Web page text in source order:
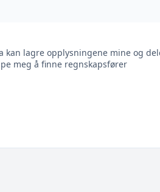
kan lagre opplysningene mine og
meg å finne regnskapsfører